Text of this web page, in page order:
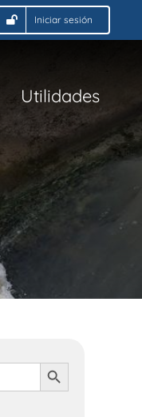
Iniciar sesión
Utilidades
Botón de búsqueda